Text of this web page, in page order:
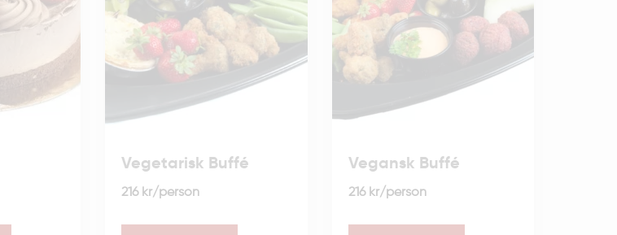
Vegetarisk Buffé
216 kr/person
Vegansk Buffé
216 kr/person